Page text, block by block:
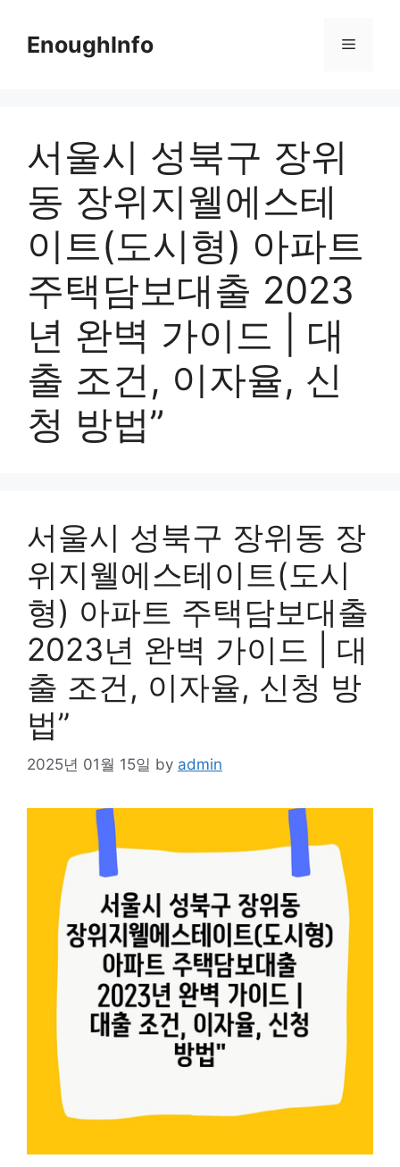
contentEnoughInfo Menu
서울시 성북구 장위
동 장위지웰에스테
이트(도시형) 아파트
주택담보대출 2023
년 완벽 가이드 | 대
출 조건, 이자율, 신
청 방법”
서울시 성북구 장위동 장
위지웰에스테이트(도시
형) 아파트 주택담보대출
2023년 완벽 가이드 | 대
출 조건, 이자율, 신청 방
법”
2025년 01월 15일 by admin